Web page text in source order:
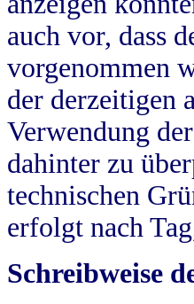
auch vor, dass
vorgenommen
der derzeitigen
Verwendung
dahinter zu
technischen
erfolgt nach
Schreibweise